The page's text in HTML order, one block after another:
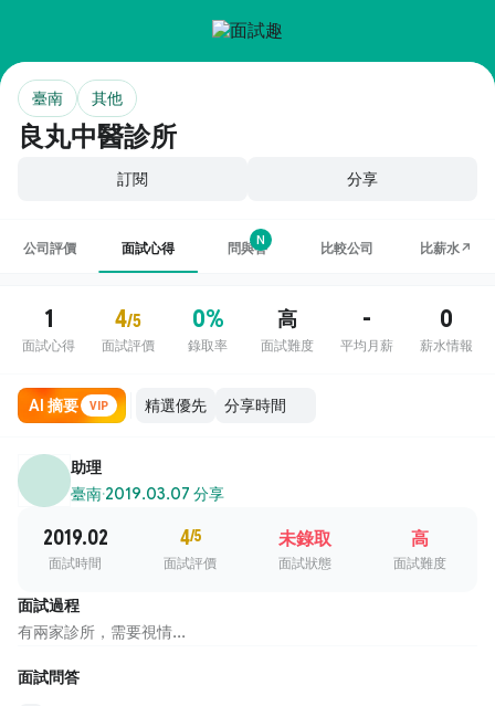
良丸中醫診所
臺南 其他
訂閱 分享
公司評價 面試心得 問與答
N
比較公司 比薪水↗
1
面試心得
4/5
面試評價
0%
錄取率
高
面試難度
-
平均月薪
0
薪水情報
AI 摘要 VIP
助理
臺南·2019.03.07 分享
2019.02
面試時間
4/5
面試評價
未錄取
面試狀態
高
面試難度
面試過程
有兩家診所，需要視情...
面試問答